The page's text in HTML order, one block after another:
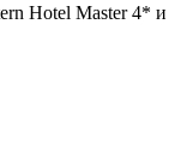
Hotel Master 4* и